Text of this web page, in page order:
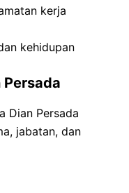
kerja
kehidupan
Persada
Dian Persada
jabatan, dan